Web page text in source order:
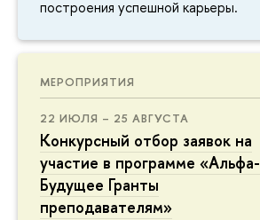
построения успешной карьеры.
МЕРОПРИЯТИЯ
22 ИЮЛЯ – 25 АВГУСТА
Конкурсный отбор заявок на
участие в программе «Альфа-
Будущее Гранты
преподавателям»